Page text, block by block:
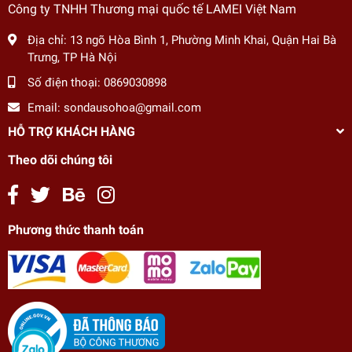
Công ty TNHH Thương mại quốc tế LAMEI Việt Nam
Địa chỉ: 13 ngõ Hòa Bình 1, Phường Minh Khai, Quận Hai Bà
Trưng, TP Hà Nội
Số điện thoại: 0869030898
Email: sondausohoa@gmail.com
HỖ TRỢ KHÁCH HÀNG
Theo dõi chúng tôi
Phương thức thanh toán
Tranh tô màu số hóa Cô gái hiện đại GAM
CN4360